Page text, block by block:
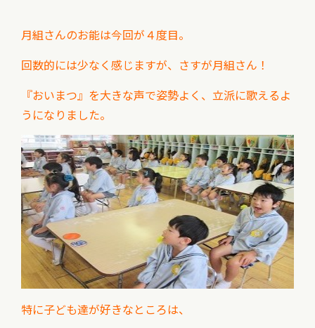
月組さんのお能は今回が４度目。
回数的には少なく感じますが、 さすが月組さん！
『おいまつ』を大きな声で姿勢よく、 立派に歌えるよ
うになりました。
特に子ども達が好きなところは、